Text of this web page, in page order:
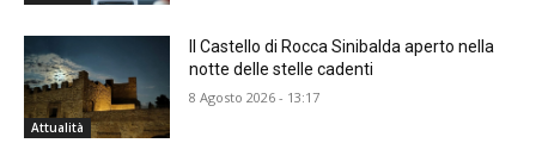
Attualità
Il Castello di Rocca Sinibalda aperto nella
notte delle stelle cadenti
8 Agosto 2026 - 13:17